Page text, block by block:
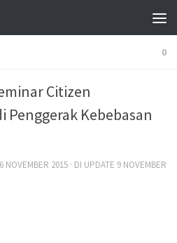
0
Citizen
Kebebasan
6 NOVEMBER 2015 · DI UPDATE 9 NOVEMBER